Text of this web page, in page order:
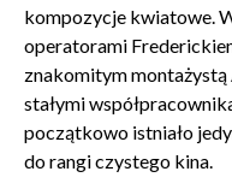
kompozycje kwiatowe.
operatorami
znakomitym
stałymi
początkowo istniało
do rangi czystego kina.